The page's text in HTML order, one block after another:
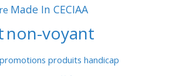
Made In CECIAA
non-voyant
promotions produits handicap